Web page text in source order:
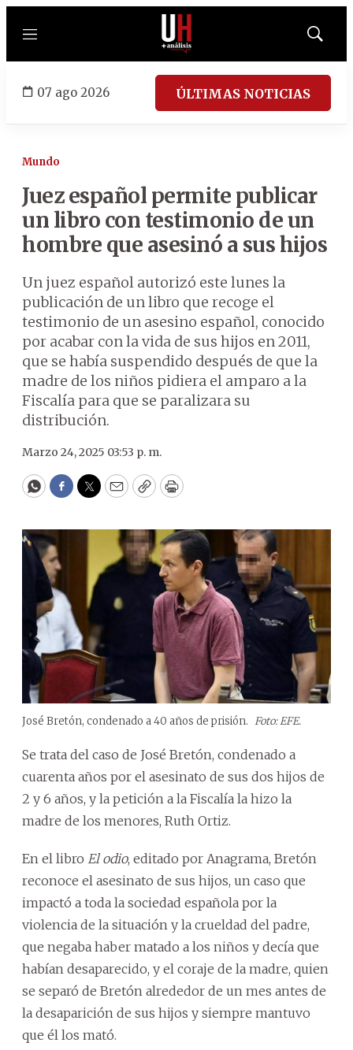
Menú
Mostrar
07 ago 2026 ÚLTIMAS NOTICIAS
Mundo
Juez español permite publicar
un libro con testimonio de un
hombre que asesinó a sus hijos
Un juez español autorizó este lunes la
publicación de un libro que recoge el
testimonio de un asesino español, conocido
por acabar con la vida de sus hijos en 2011,
que se había suspendido después de que la
madre de los niños pidiera el amparo a la
Fiscalía para que se paralizara su
distribución.
Marzo 24, 2025 03:53 p. m.
WhatsApp
Facebook
Twitter
EmailCopyPrint
José Bretón, condenado a 40 años de prisión. Foto: EFE.
Se trata del caso de José Bretón, condenado a
cuarenta años por el asesinato de sus dos hijos de
2 y 6 años, y la petición a la Fiscalía la hizo la
madre de los menores, Ruth Ortiz.
En el libro El odio, editado por Anagrama, Bretón
reconoce el asesinato de sus hijos, un caso que
impactó a toda la sociedad española por la
violencia de la situación y la crueldad del padre,
que negaba haber matado a los niños y decía que
habían desaparecido, y el coraje de la madre, quien
se separó de Bretón alrededor de un mes antes de
la desaparición de sus hijos y siempre mantuvo
que él los mató.